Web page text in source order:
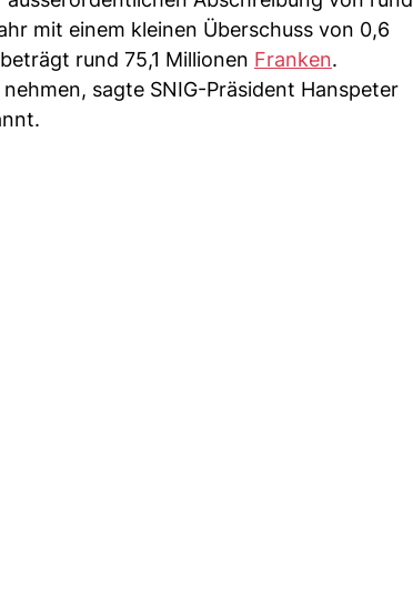
mit einem kleinen Überschuss von 0,6
rund 75,1 Millionen Franken.
sagte SNIG-Präsident Hanspeter